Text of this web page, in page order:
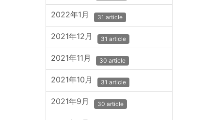
2022年1月 31 article
2021年12月 31 article
2021年11月 30 article
2021年10月 31 article
2021年9月 30 article